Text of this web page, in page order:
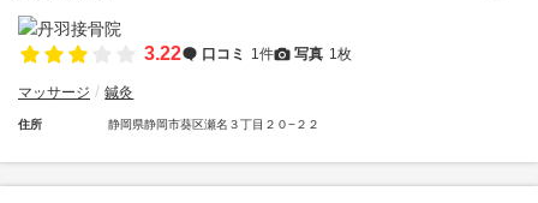
3.22 口コミ 1件 写真 1枚
マッサージ 鍼灸
住所 静岡県静岡市葵区瀬名３丁目２０−２２